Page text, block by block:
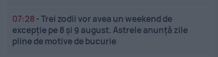
07:28 -Trei zodii vor avea un weekend de
excepție pe 8 și 9 august. Astrele anunță zile
pline de motive de bucurie